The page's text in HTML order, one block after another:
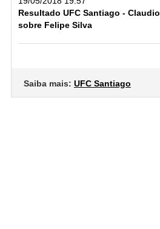
Resultado UFC Santiago -
sobre Felipe Silva
Saiba mais: UFC Santiago